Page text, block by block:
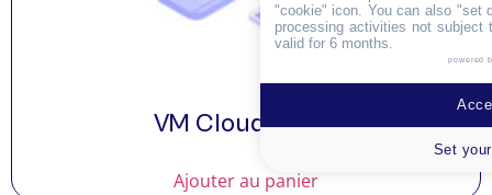
VM Cloud Silver
Ajouter au panier
"cookie" icon. You can also "set
processing activities not subject
valid for 6 months.
powered
Set